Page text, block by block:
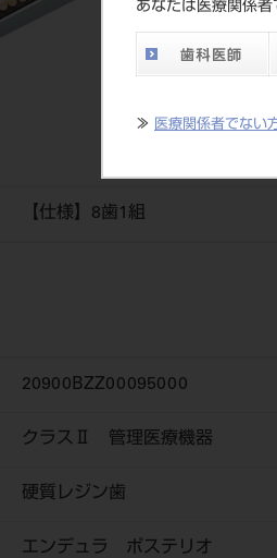
あなたは医療関係者
≫ 医療関係者でない
【仕様】8歯1組
20900BZZ00095000
クラスⅡ 管理医療機器
硬質レジン歯
エンデュラ ポステリオ